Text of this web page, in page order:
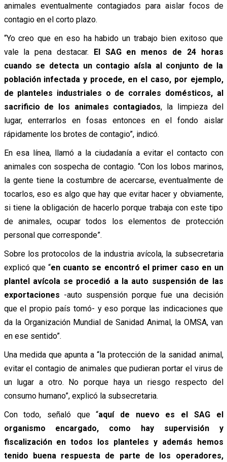
animales eventualmente contagiados para aislar focos de
contagio en el corto plazo.
“Yo creo que en eso ha habido un trabajo bien exitoso que
vale la pena destacar. El SAG en menos de 24 horas
cuando se detecta un contagio aísla al conjunto de la
población infectada y procede, en el caso, por ejemplo,
de planteles industriales o de corrales domésticos, al
sacrificio de los animales contagiados, la limpieza del
lugar, enterrarlos en fosas entonces en el fondo aislar
rápidamente los brotes de contagio”, indicó.
En esa línea, llamó a la ciudadanía a evitar el contacto con
animales con sospecha de contagio. “Con los lobos marinos,
la gente tiene la costumbre de acercarse, eventualmente de
tocarlos, eso es algo que hay que evitar hacer y obviamente,
si tiene la obligación de hacerlo porque trabaja con este tipo
de animales, ocupar todos los elementos de protección
personal que corresponde”.
Sobre los protocolos de la industria avícola, la subsecretaria
explicó que “en cuanto se encontró el primer caso en un
plantel avícola se procedió a la auto suspensión de las
exportaciones -auto suspensión porque fue una decisión
que el propio país tomó- y eso porque las indicaciones que
da la Organización Mundial de Sanidad Animal, la OMSA, van
en ese sentido”.
Una medida que apunta a “la protección de la sanidad animal,
evitar el contagio de animales que pudieran portar el virus de
un lugar a otro. No porque haya un riesgo respecto del
consumo humano”, explicó la subsecretaria.
Con todo, señaló que “aquí de nuevo es el SAG el
organismo encargado, como hay supervisión y
fiscalización en todos los planteles y además hemos
tenido buena respuesta de parte de los operadores,